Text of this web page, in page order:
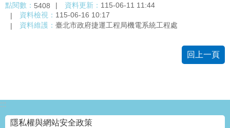
點閱數： 5408 資料更新： 115-06-11 11:44
資料檢視： 115-06-16 10:17
資料維護： 臺北市政府捷運工程局機電系統工程處
回上一頁
:::
隱私權與網站安全政策